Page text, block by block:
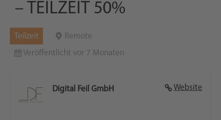
– TEILZEIT 50%
Teilzeit
Remote
Veröffentlicht vor 7 Monaten
Website
Digital Feil GmbH